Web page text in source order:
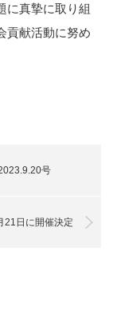
に真摯に取り組
貢献活動に努め
号
21日に開催決定